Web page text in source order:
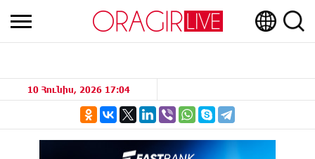
10 Հունիս, 2026 17:04